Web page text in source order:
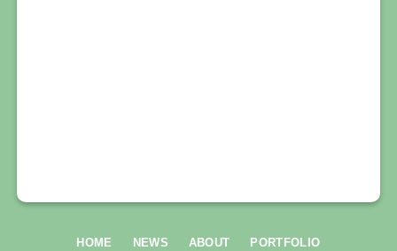
HOME NEWS ABOUT PORTFOLIO